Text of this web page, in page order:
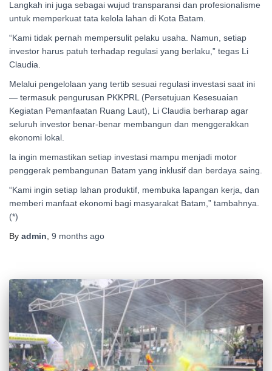
Langkah ini juga sebagai wujud transparansi dan profesionalisme
untuk memperkuat tata kelola lahan di Kota Batam.
“Kami tidak pernah mempersulit pelaku usaha. Namun, setiap
investor harus patuh terhadap regulasi yang berlaku,” tegas Li
Claudia.
Melalui pengelolaan yang tertib sesuai regulasi investasi saat ini
— termasuk pengurusan PKKPRL (Persetujuan Kesesuaian
Kegiatan Pemanfaatan Ruang Laut), Li Claudia berharap agar
seluruh investor benar-benar membangun dan menggerakkan
ekonomi lokal.
Ia ingin memastikan setiap investasi mampu menjadi motor
penggerak pembangunan Batam yang inklusif dan berdaya saing.
“Kami ingin setiap lahan produktif, membuka lapangan kerja, dan
memberi manfaat ekonomi bagi masyarakat Batam,” tambahnya.
(*)
By admin 9 months ago